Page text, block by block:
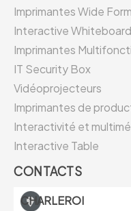
Imprimantes Wide
Interactive Whiteboard
Imprimantes
IT Security Box
Vidéoprojecteurs
Imprimantes de
Interactivité et
Interactive Table
CONTACTS
CHARLEROI